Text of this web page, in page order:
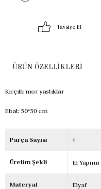
Tavsiye Et
ÜRÜN ÖZELLIKLERI
Kırçıllı mor yastıklar
Ebat: 50*50 cm
Parça Sayısı 1
Üretim Şekli El Yapımı
Materyal Elyaf